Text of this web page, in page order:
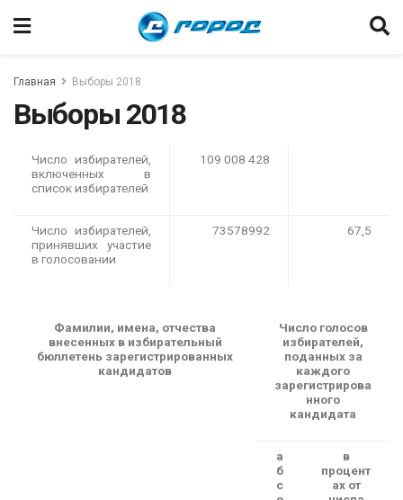
Главная Выборы 2018
Выборы 2018
Число избирателей,
включенных в
список избирателей
109 008 428
Число избирателей,
принявших участие
в голосовании
73578992 67,5
Фамилии, имена, отчества
внесенных в избирательный
бюллетень зарегистрированных
кандидатов
Число голосов
избирателей,
поданных за
каждого
зарегистрирова
нного
кандидата
а
б
с
в
процент
ах от